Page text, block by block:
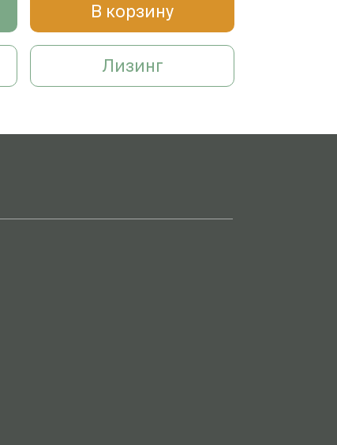
В корзину
Лизинг